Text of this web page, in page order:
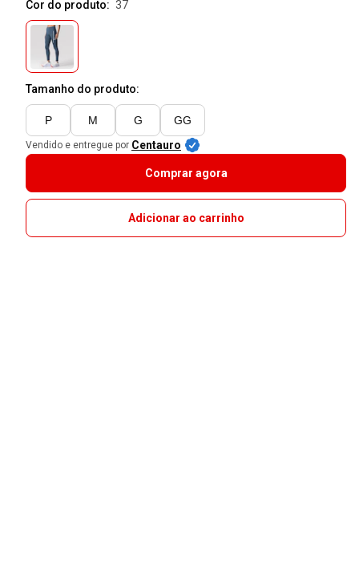
Cor do produto:
37
Tamanho do produto:
P M G GG
Vendido e entregue por Centauro
Comprar agora
Adicionar ao carrinho